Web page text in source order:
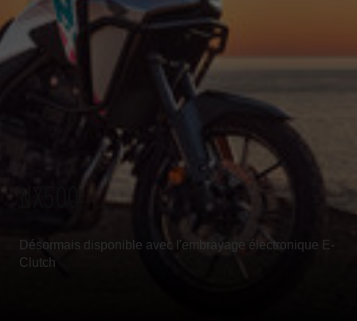
NX500
Désormais disponible avec l'embrayage électronique E-
Clutch